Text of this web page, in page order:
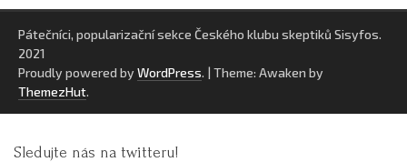
Pátečníci, popularizační sekce Českého klubu skeptiků Sisyfos.
2021
Proudly powered by WordPress. | Theme: Awaken by
ThemezHut.
Sledujte nás na twitteru!